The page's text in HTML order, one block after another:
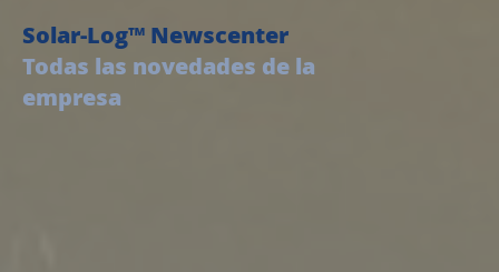
Solar-Log™ Newscenter
Todas las novedades de la
empresa